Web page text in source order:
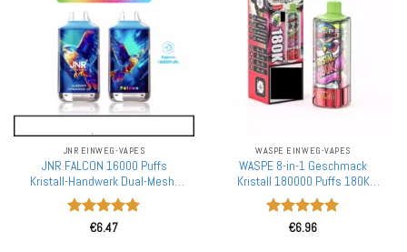
JNR EINWEG-VAPES
JNR FALCON 16000 Puffs
Kristall-Handwerk Dual-Mesh-
Bulk-Kauf Aufladbare Einweg-
Vapes Großhandel
Bewertet
€6.47
WASPE EINWEG-VAPES
WASPE 8-in-1 Geschmack
Kristall 180000 Puffs 180K
Einweg-Vapes Großhandel
Massenbestellung Aufladbar
LED-Display
Bewertet
€6.96